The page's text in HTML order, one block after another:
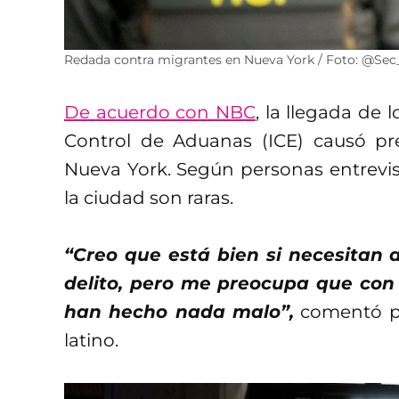
Redada contra migrantes en Nueva York / Foto:
De acuerdo con NBC, la llegada de
Control de Aduanas (ICE) causó
Nueva York. Según personas
la ciudad son raras.
“Creo que está bien si
delito, pero me preocupa que
han hecho nada malo”, comentó
latino.